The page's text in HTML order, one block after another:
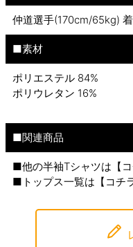
仲道選手(170cm/65kg)
■素材
ポリエステル 84%
ポリウレタン 16%
■関連商品
■他の半袖Tシャツは【
■トップス一覧は【 コチ